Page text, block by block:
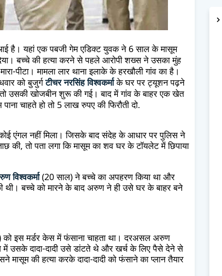
है। यहां एक पबजी गेम एडिक्ट युवक ने 6 साल के मासूम
बच्चे की हत्या करने से पहले आरोपी शख्स ने उसका मुंह
पीटा। मामला लार थाना इलाके के हरखौली गांव का है।
को बुजुर्गटीचर नरसिंह विश्वकर्माके घर पर ट्यूशन पढ़ने
उसकी खोजबीन शुरू की गई। बाद में गांव के बाहर एक खेत
चाहते हो तो 5 लाख रुपए की फिरौती दो.
एंगल नहीं मिला। जिसके बाद संदेह के आधार पर पुलिस ने
की, तो पता लगा कि मासूम का शव घर के टॉयलेट में छिपाया
विश्वकर्मा(20 साल) ने बच्चे का अपहरण किया था और
थी। बच्चे को मारने के बाद अरुण ने ही उसे घर के बाहर बने
को इस मर्डर केस में फंसाना चाहता था। दरअसल अरुण
उसके दादा-दादी उसे डांटते थे और खर्च के लिए पैसे देने से
की हत्या करके दादा-दादी को फंसाने का प्लान तैयार